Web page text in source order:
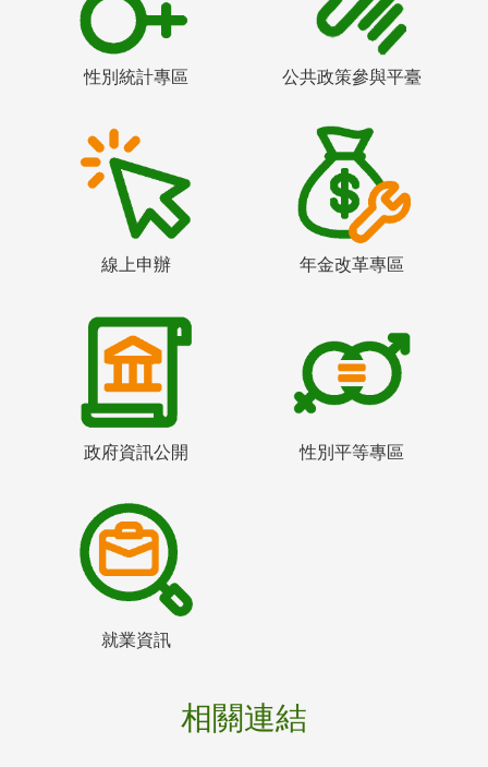
性別統計專區 公共政策參與平臺
線上申辦 年金改革專區
政府資訊公開 性別平等專區
就業資訊
相關連結